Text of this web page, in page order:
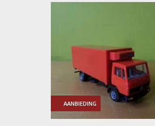
AANBIEDING